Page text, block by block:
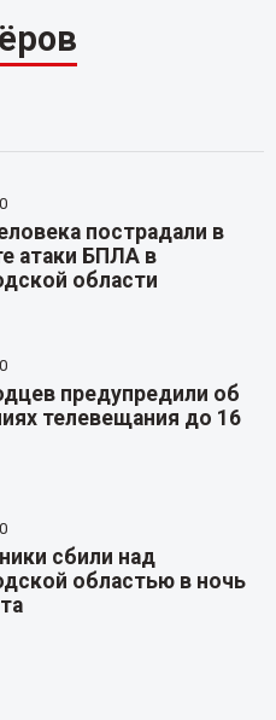
пострадали в
атаки БПЛА в
области
предупредили об
телевещания до 16
сбили над
областью в ночь